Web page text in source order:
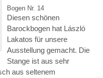
Bogen Nr. 14
Diesen schönen
Barockbogen hat László
Lakatos für unsere
Ausstellung gemacht. Die
Stange ist aus sehr
aus seltenem